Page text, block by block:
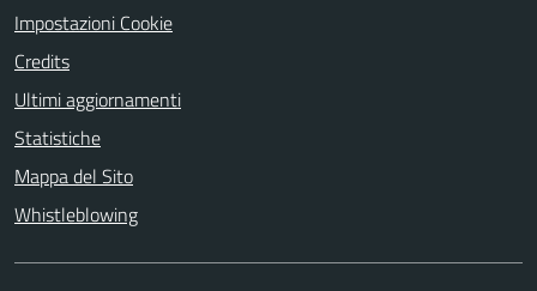
Impostazioni Cookie
Credits
Ultimi aggiornamenti
Statistiche
Mappa del Sito
Whistleblowing